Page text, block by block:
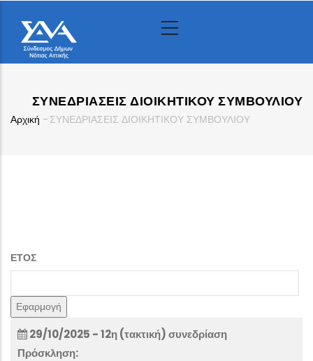
προς
κυρίως
ΣΥΝΕΔΡΙΑΣΕΙΣ ΔΙΟΙΚΗΤΙΚΟΥ ΣΥΜΒΟΥΛΙΟΥ
Breadcrumb
Αρχική - ΣΥΝΕΔΡΙΑΣΕΙΣ ΔΙΟΙΚΗΤΙΚΟΥ ΣΥΜΒΟΥΛΙΟΥ
ΕΤΟΣ
29/10/2025 - 12η (τακτική) συνεδρίαση
Πρόσκληση: